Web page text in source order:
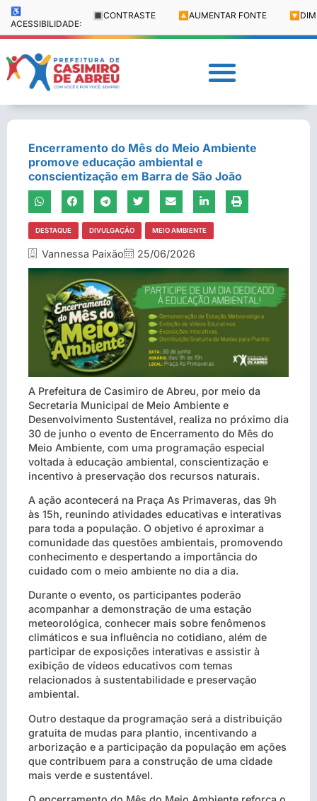
♿
ACESSIBILIDADE:
🔳 CONTRASTE 🔼 AUMENTAR FONTE 🔽
Encerramento do Mês do Meio Ambiente
promove educação ambiental e
conscientização em Barra de São João
DESTAQUE DIVULGAÇÃO MEIO AMBIENTE
Vannessa Paixão 25/06/2026
A Prefeitura de Casimiro de Abreu, por meio da
Secretaria Municipal de Meio Ambiente e
Desenvolvimento Sustentável, realiza no próximo dia
30 de junho o evento de Encerramento do Mês do
Meio Ambiente, com uma programação especial
voltada à educação ambiental, conscientização e
incentivo à preservação dos recursos naturais.
A ação acontecerá na Praça As Primaveras, das 9h
às 15h, reunindo atividades educativas e interativas
para toda a população. O objetivo é aproximar a
comunidade das questões ambientais, promovendo
conhecimento e despertando a importância do
cuidado com o meio ambiente no dia a dia.
Durante o evento, os participantes poderão
acompanhar a demonstração de uma estação
meteorológica, conhecer mais sobre fenômenos
climáticos e sua influência no cotidiano, além de
participar de exposições interativas e assistir à
exibição de vídeos educativos com temas
relacionados à sustentabilidade e preservação
ambiental.
Outro destaque da programação será a distribuição
gratuita de mudas para plantio, incentivando a
arborização e a participação da população em ações
que contribuem para a construção de uma cidade
mais verde e sustentável.